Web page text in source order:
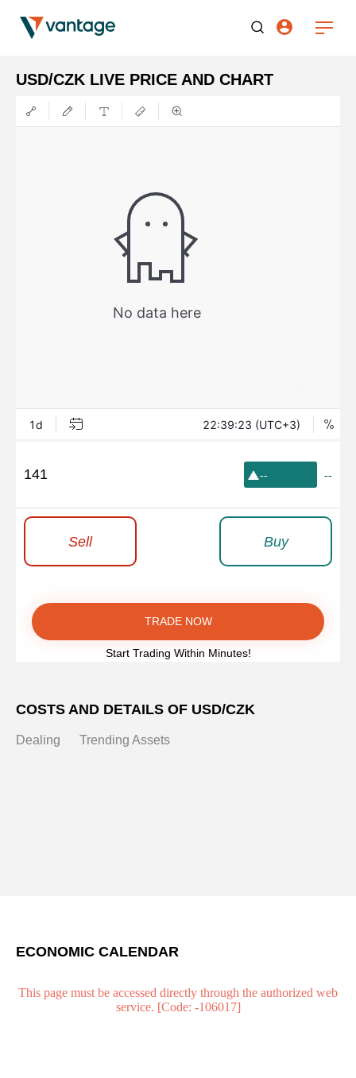
USD/CZK LIVE PRICE AND CHART
141 -- --
Sell Buy
TRADE NOW
Start Trading Within Minutes!
COSTS AND DETAILS OF USD/CZK
Dealing Trending Assets
ECONOMIC CALENDAR